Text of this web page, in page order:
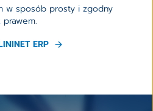
w sposób prosty i zgodny
prawem.
ERP